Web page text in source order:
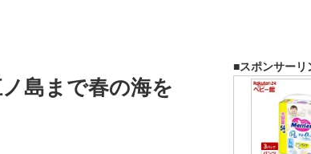
島まで春の海を
■スポンサーリ